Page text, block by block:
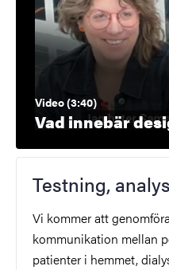
Video (3:40)
Vad innebär
Testning,
Vi kommer att
kommunikation mellan
patienter i hemmet,